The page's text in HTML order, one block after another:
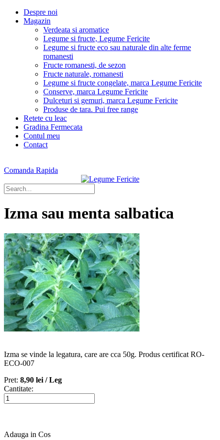
Despre noi
Magazin
Verdeata si aromatice
Legume si fructe, Legume Fericite
Legume si fructe eco sau naturale din alte ferme
romanesti
Fructe romanesti, de sezon
Fructe naturale, romanesti
Legume si fructe congelate, marca Legume Fericite
Conserve, marca Legume Fericite
Dulceturi si gemuri, marca Legume Fericite
Produse de tara. Pui free range
Retete cu leac
Gradina Fermecata
Contul meu
Contact
Comanda Rapida
Izma sau menta salbatica
Izma se vinde la legatura, care are cca 50g. Produs certificat RO-
ECO-007
Pret: 8,90 lei /Leg
Cantitate:
Adauga in Cos